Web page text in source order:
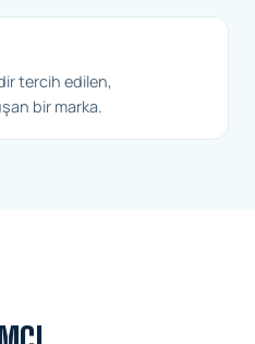
tercih edilen,
bir marka.